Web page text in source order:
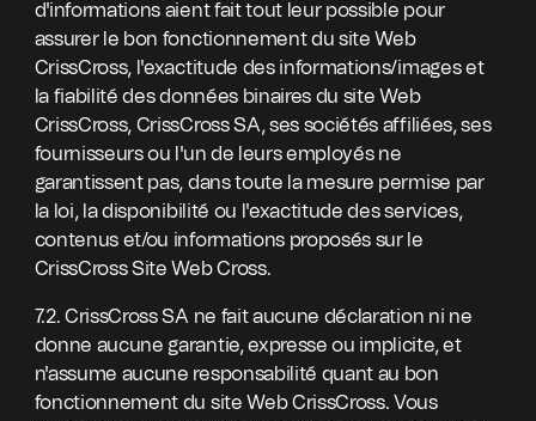
d'informations aient fait tout leur possible pour
assurer le bon fonctionnement du site Web
CrissCross, l'exactitude des informations/images et
la fiabilité des données binaires du site Web
CrissCross, CrissCross SA, ses sociétés affiliées, ses
fournisseurs ou l'un de leurs employés ne
garantissent pas, dans toute la mesure permise par
la loi, la disponibilité ou l'exactitude des services,
contenus et/ou informations proposés sur le
CrissCross Site Web Cross.
7.2. CrissCross SA ne fait aucune déclaration ni ne
donne aucune garantie, expresse ou implicite, et
n'assume aucune responsabilité quant au bon
fonctionnement du site Web CrissCross. Vous